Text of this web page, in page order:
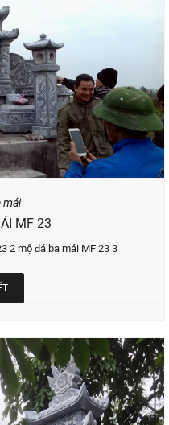
mái
MF 23
2 mộ đá ba mái MF 23 3